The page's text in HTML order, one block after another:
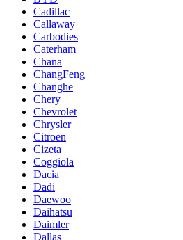
Cadillac
Callaway
Carbodies
Caterham
Chana
ChangFeng
Changhe
Chery
Chevrolet
Chrysler
Citroen
Cizeta
Coggiola
Dacia
Dadi
Daewoo
Daihatsu
Daimler
Dallas